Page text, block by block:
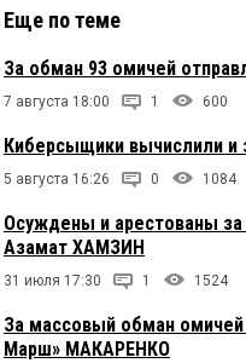
Еще по теме
За обман 93 омичей
7 августа 18:00 1 600
Киберсыщики вычислили и
5 августа 16:26 0 1084
Осуждены и арестованы
Азамат ХАМЗИН
31 июля 17:30 1 1524
За массовый обман
Марш» МАКАРЕНКО